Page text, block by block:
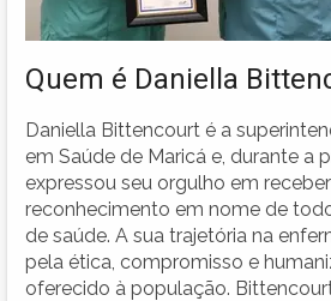
Quem é Daniella
Daniella Bittencourt é a
em Saúde de Maricá e, durante a
expressou seu orgulho em
reconhecimento em nome de
de saúde. A sua trajetória na
pela ética, compromisso e
oferecido à população.